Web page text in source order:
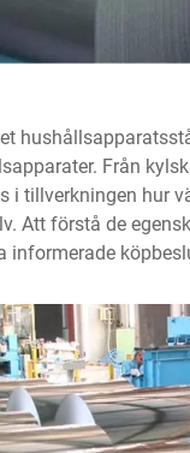
Från
i tillverkningen hur
Att förstå de
informerade